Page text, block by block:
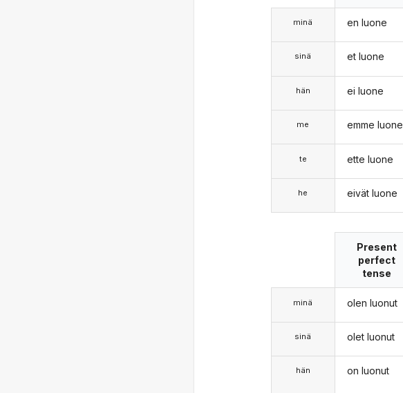
minä
sinä
hän
me
te
he
en luone
et luone
ei luone
emme luone
ette luone
eivät luone
minä
sinä
hän
Present
perfect
tense
olen luonut
olet luonut
on luonut